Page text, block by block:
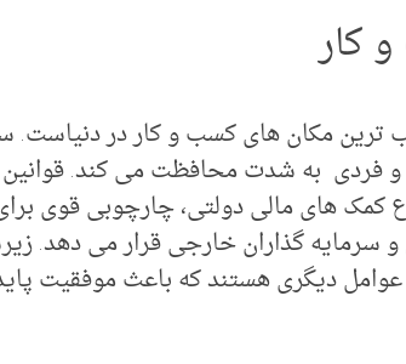
کار
ترین مکان های کسب و کار در
و فردی به شدت محافظت می کند. قوانین
کمک های مالی دولتی، چارچوبی قوی
و سرمایه گذاران خارجی قرار می دهد.
دیگری هستند که باعث موفقیت